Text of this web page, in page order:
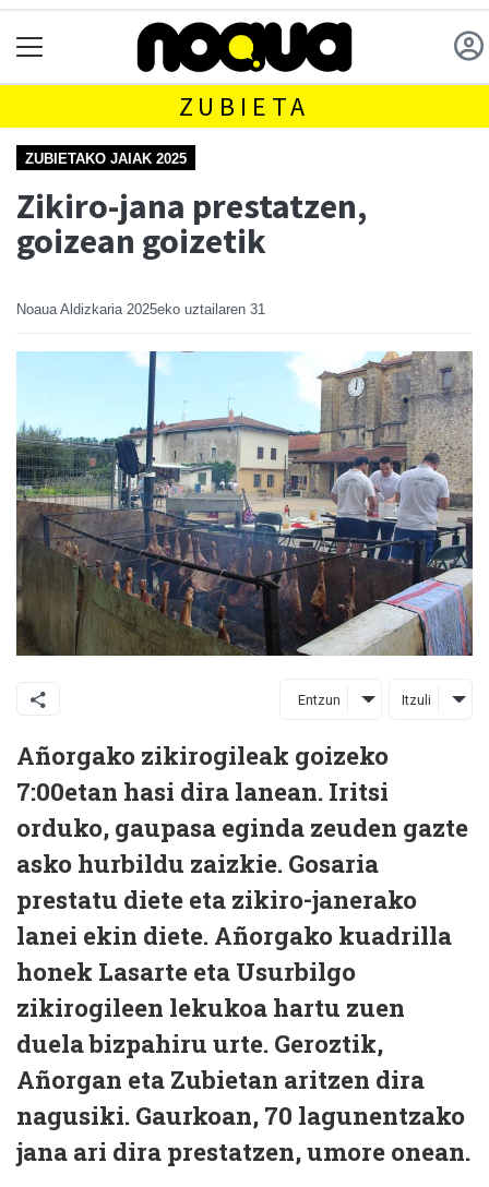
ZUBIETA
ZUBIETAKO JAIAK 2025
Zikiro-jana prestatzen,
goizean goizetik
Noaua Aldizkaria 2025eko uztailaren 31
Entzun Itzuli
Añorgako zikirogileak goizeko
7:00etan hasi dira lanean. Iritsi
orduko, gaupasa eginda zeuden gazte
asko hurbildu zaizkie. Gosaria
prestatu diete eta zikiro-janerako
lanei ekin diete. Añorgako kuadrilla
honek Lasarte eta Usurbilgo
zikirogileen lekukoa hartu zuen
duela bizpahiru urte. Geroztik,
Añorgan eta Zubietan aritzen dira
nagusiki. Gaurkoan, 70 lagunentzako
jana ari dira prestatzen, umore onean.